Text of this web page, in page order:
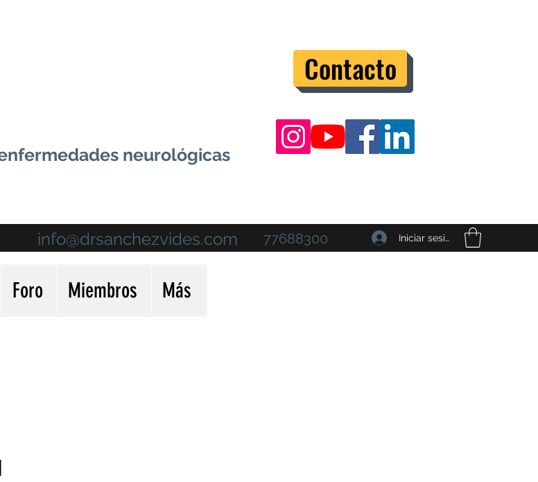
neurológicas
Contacto
info@drsanchezvides.com 77688300 Iniciar sesión
Foro Miembros Más